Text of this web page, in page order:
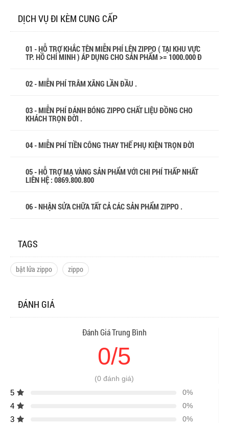
DỊCH VỤ ĐI KÈM CUNG CẤP
01 - HỖ TRỢ KHẮC TÊN MIỄN PHÍ LÊN ZIPPO ( TẠI KHU VỰC
TP. HỒ CHÍ MINH ) ÁP DỤNG CHO SẢN PHẨM >= 1000.000 Đ
02 - MIỄN PHÍ TRÂM XĂNG LẦN ĐẦU .
03 - MIỄN PHÍ ĐÁNH BÓNG ZIPPO CHẤT LIỆU ĐỒNG CHO
KHÁCH TRỌN ĐỜI .
04 - MIỄN PHÍ TIỀN CÔNG THAY THẾ PHỤ KIỆN TRỌN ĐỜI
05 - HỖ TRỢ MẠ VÀNG SẢN PHẨM VỚI CHI PHÍ THẤP NHẤT
LIÊN HỆ : 0869.800.800
06 - NHẬN SỬA CHỮA TẤT CẢ CÁC SẢN PHẨM ZIPPO .
TAGS
bật lửa zippo zippo
ĐÁNH GIÁ
Đánh Giá Trung Bình
0/5
(0 đánh giá)
5 0%
4 0%
3 0%